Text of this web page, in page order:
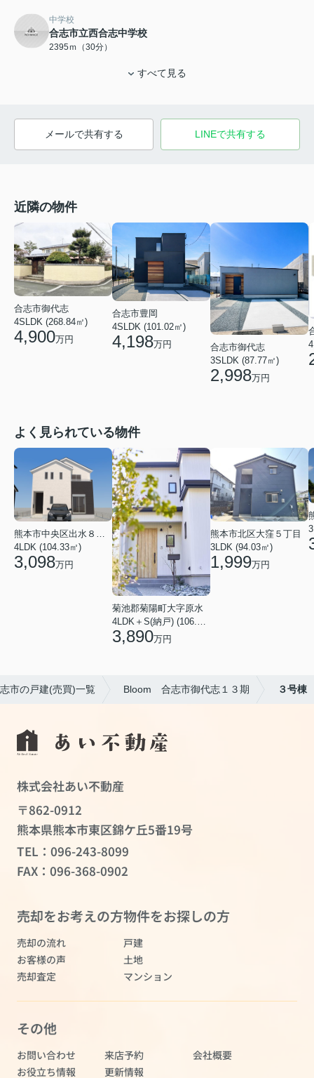
中学校
合志市立西合志中学校
2395ｍ（30分）
すべて見る
メールで共有する LINEで共有する
近隣の物件
合志市御代志
4SLDK (268.84㎡)
4,900万円
合志市豊岡
4SLDK (101.02㎡)
4,198万円
合志市御代志
3SLDK (87.77㎡)
2,998万円
よく見られている物件
熊本市中央区出水８丁目
4LDK (104.33㎡)
3,098万円
菊池郡菊陽町大字原水
3,890万円
熊本市北区大窪５丁目
3LDK (94.03㎡)
1,999万円
市の戸建(売買)一覧 Bloom 合志市御代志１３期 ３号棟
株式会社あい不動産
〒862-0912
熊本県熊本市東区錦ケ丘5番19号
TEL： 096-243-8099
FAX：096-368-0902
売却をお考えの方
売却の流れ
お客様の声
売却査定
物件をお探しの方
戸建
土地
マンション
その他
お問い合わせ 来店予約
会社概要
お役立ち情報
更新情報